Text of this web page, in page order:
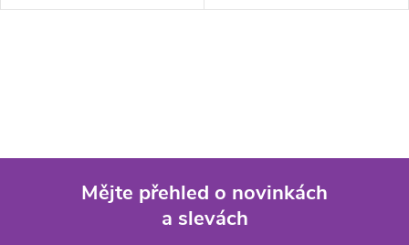
Mějte přehled o novinkách
a slevách